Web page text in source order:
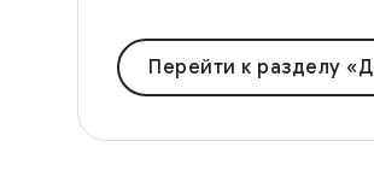
Перейти к разделу «Дизайн для вождения»